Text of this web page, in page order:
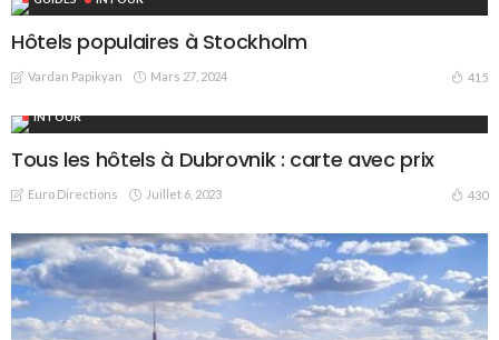
Hôtels populaires à Stockholm
Vardan Papikyan Mars 27, 2024 415
INTOUR
Tous les hôtels à Dubrovnik : carte avec prix
Euro Directions Juillet 6, 2023 430